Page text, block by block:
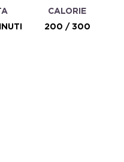
CALORIE
200 / 300